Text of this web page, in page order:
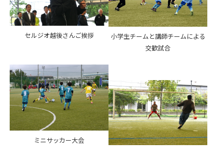
セルジオ越後さんご挨拶
ミニサッカー大会
小学生チームと講師チームによる
交歓試合